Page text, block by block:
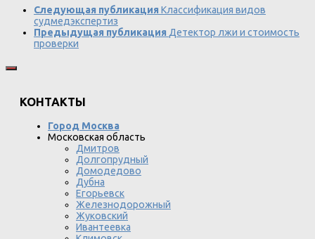
Следующая публикация Классификация видов
судмедэкспертиз
Предыдущая публикация Детектор лжи и стоимость
проверки
КОНТАКТЫ
Город Москва
Московская область
Дмитров
Долгопрудный
Домодедово
Дубна
Егорьевск
Железнодорожный
Жуковский
Ивантеевка